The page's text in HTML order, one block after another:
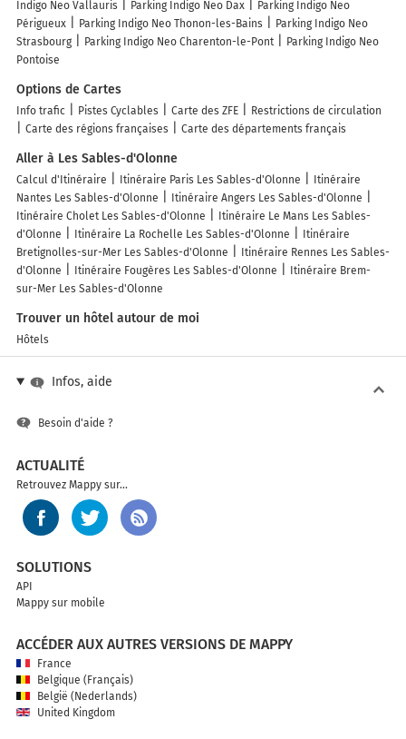
Indigo Neo Vallauris
Parking Indigo Neo Dax
Parking Indigo Neo
Périgueux
Parking Indigo Neo Thonon-les-Bains
Parking Indigo Neo
Strasbourg
Parking Indigo Neo Charenton-le-Pont
Parking Indigo Neo
Pontoise
Options de Cartes
Info trafic Pistes Cyclables Carte des ZFE
Restrictions de circulation
Carte des régions françaises
Carte des départements français
Aller à Les Sables-d'Olonne
Calcul d'Itinéraire Itinéraire Paris Les Sables-d'Olonne
Itinéraire
Nantes Les Sables-d'Olonne
Itinéraire Angers Les Sables-d'Olonne
Itinéraire Cholet Les Sables-d'Olonne
Itinéraire Le Mans Les Sables-
d'Olonne
Itinéraire La Rochelle Les Sables-d'Olonne
Itinéraire
Bretignolles-sur-Mer Les Sables-d'Olonne
Itinéraire Rennes Les Sables-
d'Olonne
Itinéraire Fougères Les Sables-d'Olonne
Itinéraire Brem-
sur-Mer Les Sables-d'Olonne
Trouver un hôtel autour de moi
Hôtels
Infos, aide
Besoin d'aide ?
ACTUALITÉ
Retrouvez Mappy sur...
SOLUTIONS
API
Mappy sur mobile
ACCÉDER AUX AUTRES VERSIONS DE MAPPY
France
Belgique (Français)
België (Nederlands)
United Kingdom